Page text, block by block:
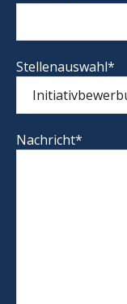
Stellenauswahl*
Nachricht*